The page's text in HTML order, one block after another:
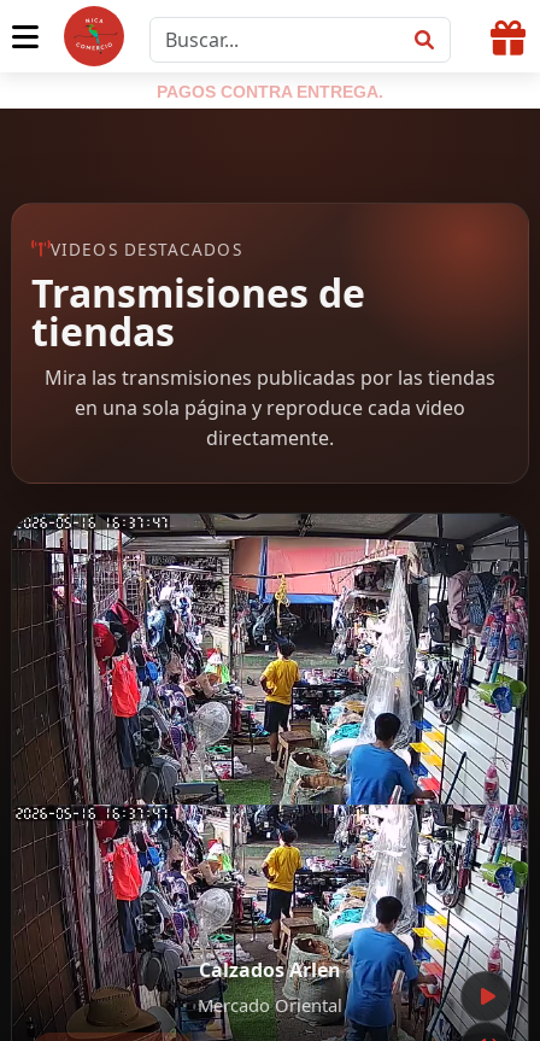
PAGOS CONTRA ENTREGA.
VIDEOS DESTACADOS
Transmisiones de
tiendas
Mira las transmisiones publicadas por las tiendas
en una sola página y reproduce cada video
directamente.
Calzados Arlen
Mercado Oriental